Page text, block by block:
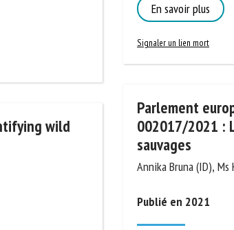
wild
En savoir plus
Signaler un lien mort
Parlement
002017/2021 :
sauvages
Annika Bruna (ID),
Publié en 2021